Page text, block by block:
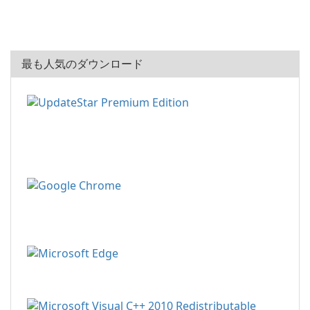
最も人気のダウンロード